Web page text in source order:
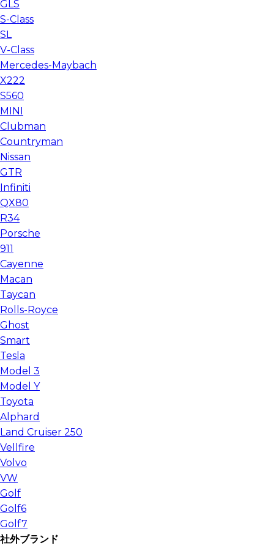
GLS
S-Class
SL
V-Class
Mercedes-Maybach
X222
S560
MINI
Clubman
Countryman
Nissan
GTR
Infiniti
QX80
R34
Porsche
911
Cayenne
Macan
Taycan
Rolls-Royce
Ghost
Smart
Tesla
Model 3
Model Y
Toyota
Alphard
Land Cruiser 250
Vellfire
Volvo
VW
Golf
Golf6
Golf7
社外ブランド